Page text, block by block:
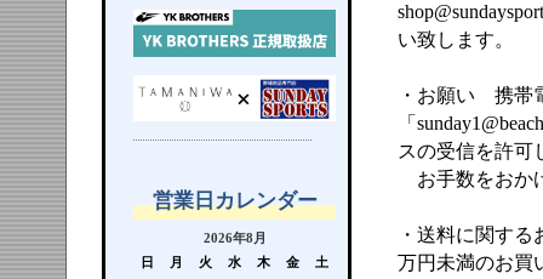
営業日カレンダー
2026年8月
日
月 火 水 木 金 土
い致します。
・お願い 携帯
「
スの受信を許可
お手数をおか
・送料に関す
万円未満のお買